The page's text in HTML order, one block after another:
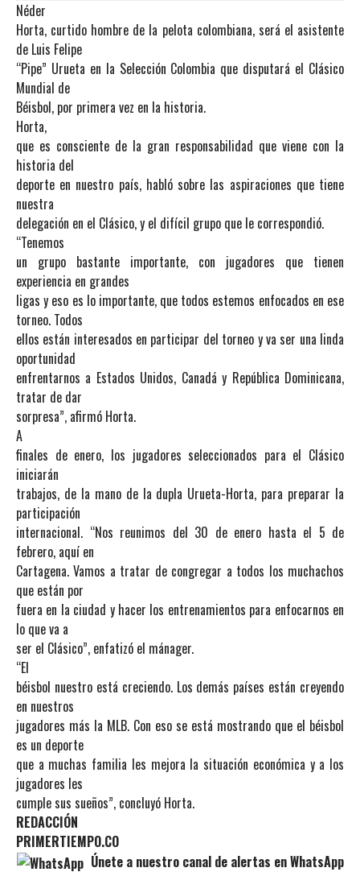
Néder
Horta, curtido hombre de la pelota colombiana, será el asistente
de Luis Felipe
“Pipe” Urueta en la Selección Colombia que disputará el Clásico
Mundial de
Béisbol, por primera vez en la historia.
Horta,
que es consciente de la gran responsabilidad que viene con la
historia del
deporte en nuestro país, habló sobre las aspiraciones que tiene
nuestra
delegación en el Clásico, y el difícil grupo que le correspondió.
“Tenemos
un grupo bastante importante, con jugadores que tienen
experiencia en grandes
ligas y eso es lo importante, que todos estemos enfocados en ese
torneo. Todos
ellos están interesados en participar del torneo y va ser una linda
oportunidad
enfrentarnos a Estados Unidos, Canadá y República Dominicana,
tratar de dar
sorpresa”, afirmó Horta.
A
finales de enero, los jugadores seleccionados para el Clásico
iniciarán
trabajos, de la mano de la dupla Urueta-Horta, para preparar la
participación
internacional. “Nos reunimos del 30 de enero hasta el 5 de
febrero, aquí en
Cartagena. Vamos a tratar de congregar a todos los muchachos
que están por
fuera en la ciudad y hacer los entrenamientos para enfocarnos en
lo que va a
ser el Clásico”, enfatizó el mánager.
“El
béisbol nuestro está creciendo. Los demás países están creyendo
en nuestros
jugadores más la MLB. Con eso se está mostrando que el béisbol
es un deporte
que a muchas familia les mejora la situación económica y a los
jugadores les
cumple sus sueños”, concluyó Horta.
REDACCIÓN
PRIMERTIEMPO.CO
Únete a nuestro canal de alertas en WhatsApp